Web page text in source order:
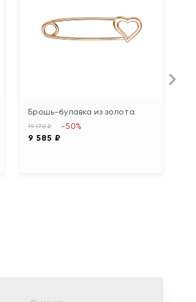
Брошь-булавка из золота
19 170 ₽
9 585 ₽
-50%